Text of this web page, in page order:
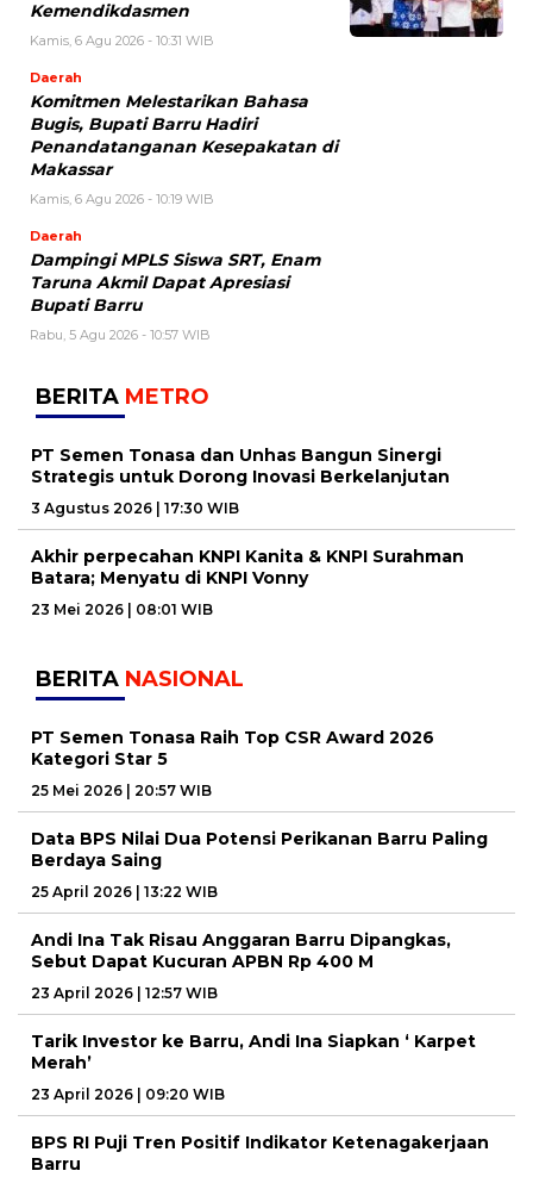
Kemendikdasmen
Kamis, 6 Agu 2026 - 10:31 WIB
Daerah
Komitmen Melestarikan Bahasa
Bugis, Bupati Barru Hadiri
Penandatanganan Kesepakatan di
Makassar
Kamis, 6 Agu 2026 - 10:19 WIB
Daerah
Dampingi MPLS Siswa SRT, Enam
Taruna Akmil Dapat Apresiasi
Bupati Barru
Rabu, 5 Agu 2026 - 10:57 WIB
BERITA METRO
PT Semen Tonasa dan Unhas Bangun Sinergi
Strategis untuk Dorong Inovasi Berkelanjutan
3 Agustus 2026 | 17:30 WIB
Akhir perpecahan KNPI Kanita & KNPI Surahman
Batara; Menyatu di KNPI Vonny
23 Mei 2026 | 08:01 WIB
BERITA NASIONAL
PT Semen Tonasa Raih Top CSR Award 2026
Kategori Star 5
25 Mei 2026 | 20:57 WIB
Data BPS Nilai Dua Potensi Perikanan Barru Paling
Berdaya Saing
25 April 2026 | 13:22 WIB
Andi Ina Tak Risau Anggaran Barru Dipangkas,
Sebut Dapat Kucuran APBN Rp 400 M
23 April 2026 | 12:57 WIB
Tarik Investor ke Barru, Andi Ina Siapkan ‘ Karpet
Merah’
23 April 2026 | 09:20 WIB
BPS RI Puji Tren Positif Indikator Ketenagakerjaan
Barru